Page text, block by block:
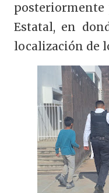
posteriormente
Estatal, en
localización de